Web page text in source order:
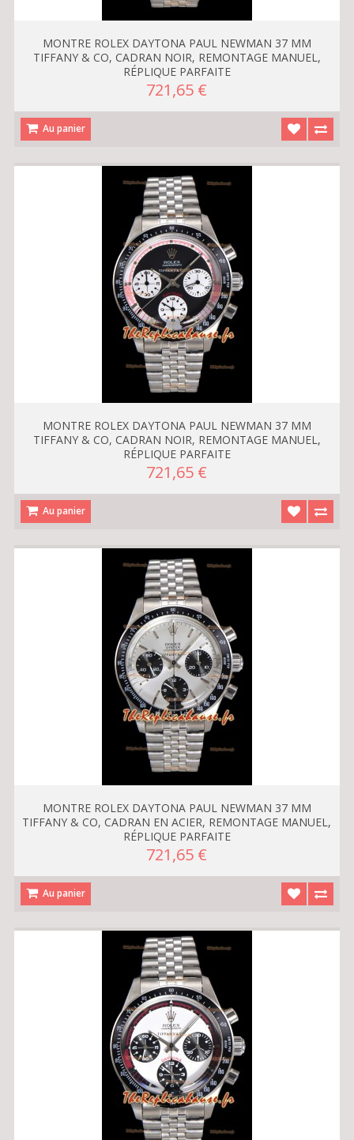
MONTRE ROLEX DAYTONA PAUL NEWMAN 37 MM
TIFFANY & CO, CADRAN NOIR, REMONTAGE MANUEL,
RÉPLIQUE PARFAITE
721,65 €
Au panier
MONTRE ROLEX DAYTONA PAUL NEWMAN 37 MM
TIFFANY & CO, CADRAN NOIR, REMONTAGE MANUEL,
RÉPLIQUE PARFAITE
721,65 €
Au panier
MONTRE ROLEX DAYTONA PAUL NEWMAN 37 MM
TIFFANY & CO, CADRAN EN ACIER, REMONTAGE MANUEL,
RÉPLIQUE PARFAITE
721,65 €
Au panier